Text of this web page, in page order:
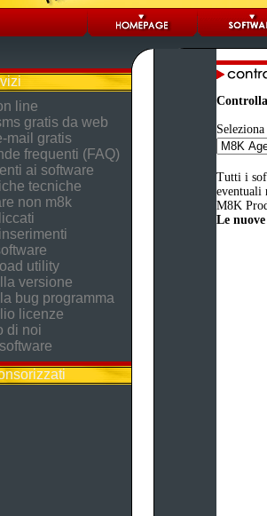
line
gratis da web
mail gratis
frequenti (FAQ)
ai software
tecniche
non m8k
utility
versione
bug programma
licenze
di noi
Tutti i
eventuali
M8K
Le